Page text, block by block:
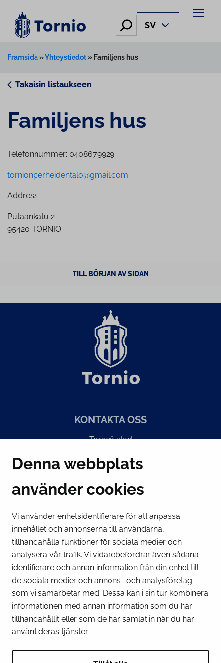
Denna webbplats
använder cookies
Vi använder enhetsidentifierare för att anpassa
innehållet och annonserna till användarna,
tillhandahålla funktioner för sociala medier och
analysera vår trafik. Vi vidarebefordrar även sådana
identifierare och annan information från din enhet till
de sociala medier och annons- och analysföretag
som vi samarbetar med. Dessa kan i sin tur kombinera
informationen med annan information som du har
tillhandahållit eller som de har samlat in när du har
använt deras tjänster.
content
Hae SV
Framsida»Yhteystiedot» Familjens hus
Takaisin listaukseen
Familjens hus
Telefonnummer: 0408679929
tornionperheidentalo@gmail.com
Address
Putaankatu 2
95420 TORNIO
TILL BÖRJAN AV SIDAN
KONTAKTA OSS
Torneå stad
95400 Torneå
(kl 8 – 16) + 358 16 432 11
E-post
Stadskansliets registratur
kirjaamo@tornio.fi
SNABBLÄNKAR
Visa mina inställningar för kakor